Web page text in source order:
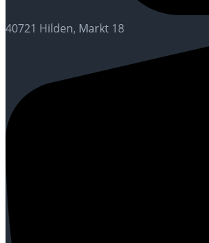
40721 Hilden, Markt 18